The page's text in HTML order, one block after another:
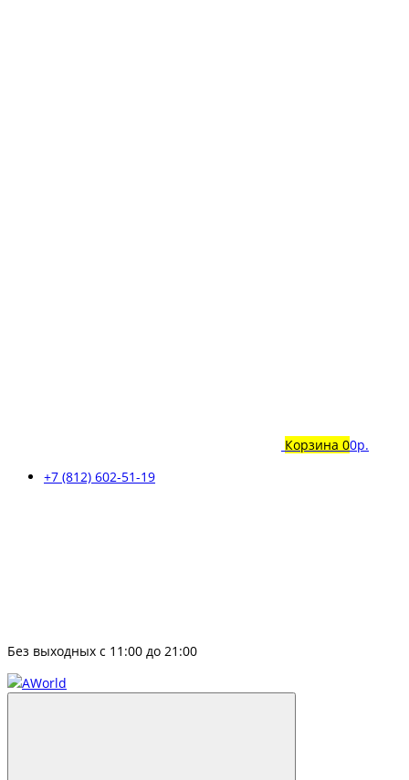
Корзина 00р.
+7 (812) 602-51-19
Без выходных с 11:00 до 21:00